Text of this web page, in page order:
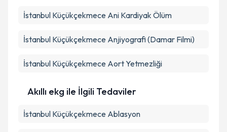
İstanbul Küçükçekmece Ani Kardiyak Ölüm
İstanbul Küçükçekmece Anjiyografi (Damar Filmi)
İstanbul Küçükçekmece Aort Yetmezliği
Akıllı ekg ile İlgili Tedaviler
İstanbul Küçükçekmece Ablasyon